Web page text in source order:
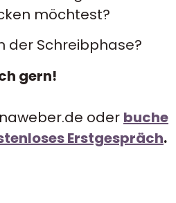
möchtest?
der Schreibphase?
gern!
oder buche
Erstgespräch.